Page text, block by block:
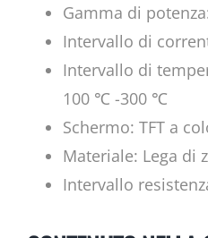
Gamma di
Intervallo di
Intervallo di
100 ℃ -300 ℃
Schermo: TFT a
Materiale: Lega di
Intervallo